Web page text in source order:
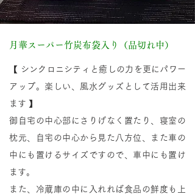
月華スーパー竹炭布袋入り（品切れ中）
【 シンクロニシティと癒しの力を更にパワー
アップ。楽しい、風水グッズとして活用出来
ます 】
御自宅の中心部にさりげなく置たり、寝室の
枕元、自宅の中心から見た八方位、また車の
中にも置けるサイズですので、車中にも置け
ます。
また、冷蔵庫の中に入れれば食品の鮮度も上